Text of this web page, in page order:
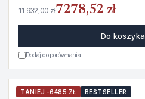
11 932,00 zł7278,52 zł
Do koszyka
Dodaj do porównania
TANIEJ -6485 ZŁ BESTSELLER